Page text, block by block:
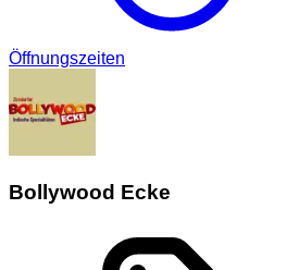
Öffnungszeiten
Bollywood Ecke